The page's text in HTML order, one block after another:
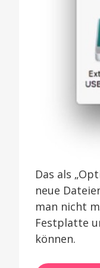
Das als
neue
man nicht
Festplatte
können.